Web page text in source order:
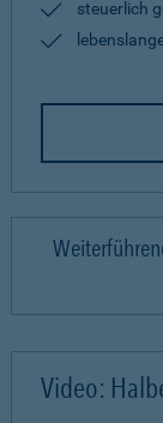
steuerlich
Video: